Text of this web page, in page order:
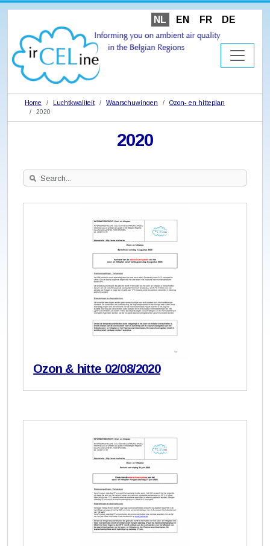
NL EN FR DE
Home Luchtkwaliteit Waarschuwingen
Ozon- en hitteplan
2020
2020
Search
Site
Ozon & hitte 02/08/2020